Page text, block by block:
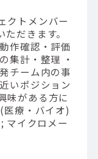
クトメンバー
だきます。
作確認・評価
集計・整理 ・
チーム内の事
いポジション
味がある方に
医療・バイオ)
マイクロメー